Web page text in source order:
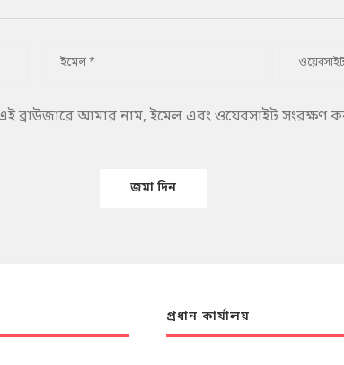
ব্রাউজারে আমার নাম, ইমেল এবং ওয়েবসাইট সংরক্ষণ
প্রধান কার্যালয়